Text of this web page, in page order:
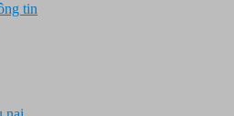
tin